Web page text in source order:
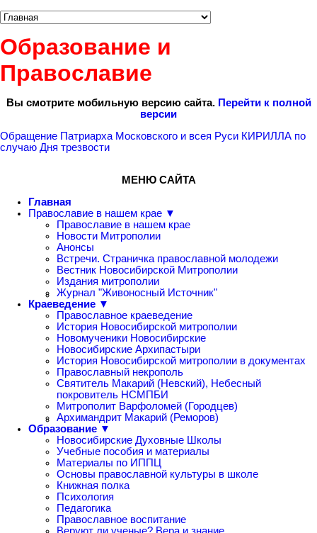
Образование и
Православие
Вы смотрите мобильную версию сайта. Перейти к полной
версии
Обращение Патриарха Московского и всея Руси КИРИЛЛА по
случаю Дня трезвости
МЕНЮ САЙТА
Главная
Православие в нашем крае ▼
Православие в нашем крае
Новости Митрополии
Анонсы
Встречи. Страничка православной молодежи
Вестник Новосибирской Митрополии
Издания митрополии
Журнал "Живоносный Источник"
Краеведение ▼
Православное краеведение
История Новосибирской митрополии
Новомученики Новосибирские
Новосибирские Архипастыри
История Новосибирской митрополии в документах
Православный некрополь
Святитель Макарий (Невский), Небесный
покровитель НСМПБИ
Митрополит Варфоломей (Городцев)
Архимандрит Макарий (Реморов)
Образование ▼
Новосибирские Духовные Школы
Учебные пособия и материалы
Материалы по ИППЦ
Основы православной культуры в школе
Книжная полка
Психология
Педагогика
Православное воспитание